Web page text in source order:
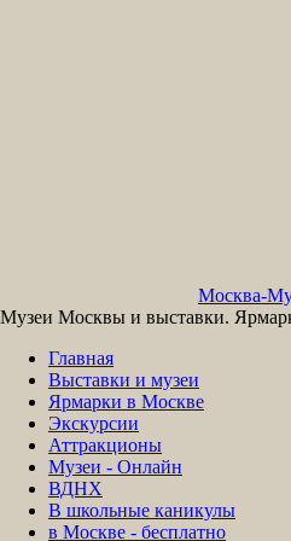
Москва-
Музеи Москвы и выставки.
Главная
Выставки и музеи
Ярмарки в Москве
Экскурсии
Аттракционы
Музеи - Онлайн
ВДНХ
В школьные каникулы
в Москве - бесплатно